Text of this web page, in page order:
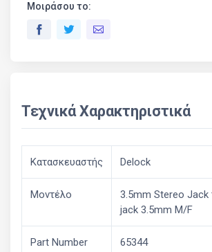
Μοιράσου το:
Τεχνικά Χαρακτηριστικά
Κατασκευαστής Delock
Μοντέλο
3.5mm Stereo Jack
jack 3.5mm M/F
Part Number 65344